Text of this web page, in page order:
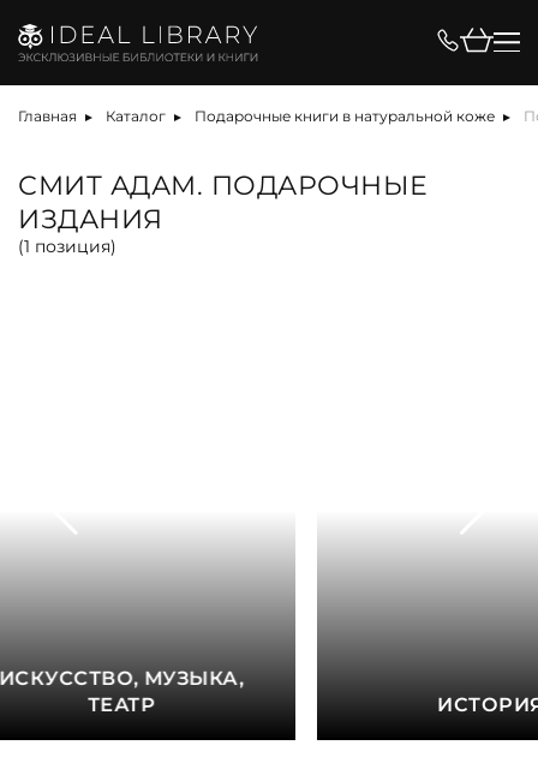
Главная Каталог Подарочные книги в натуральной коже
СМИТ АДАМ. ПОДАРОЧНЫЕ
ИЗДАНИЯ
(1 позиция)
МУЗЫКА,
ТЕАТР
Цена, ₽
Вид
Язык